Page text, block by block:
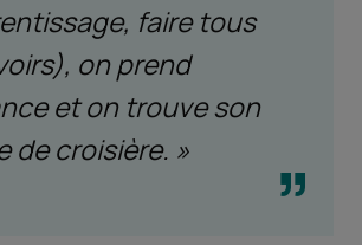
faire tous
on prend
et on trouve son
de croisière. »